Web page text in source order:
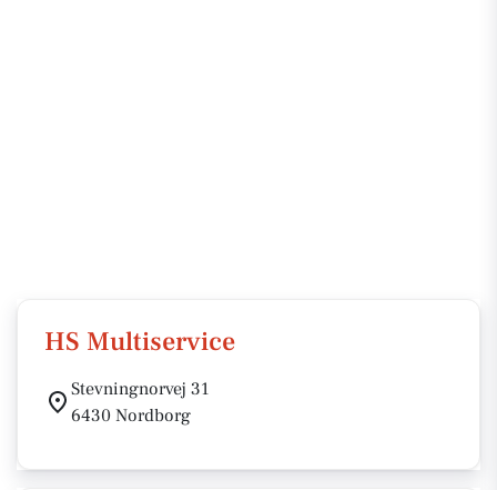
HS Multiservice
Stevningnorvej 31
6430 Nordborg